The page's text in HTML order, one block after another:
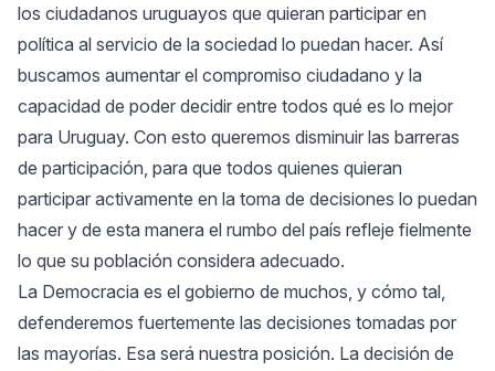
los ciudadanos uruguayos que quieran participar en
política al servicio de la sociedad lo puedan hacer. Así
buscamos aumentar el compromiso ciudadano y la
capacidad de poder decidir entre todos qué es lo mejor
para Uruguay. Con esto queremos disminuir las barreras
de participación, para que todos quienes quieran
participar activamente en la toma de decisiones lo puedan
hacer y de esta manera el rumbo del país refleje fielmente
lo que su población considera adecuado.
La Democracia es el gobierno de muchos, y cómo tal,
defenderemos fuertemente las decisiones tomadas por
las mayorías. Esa será nuestra posición. La decisión de